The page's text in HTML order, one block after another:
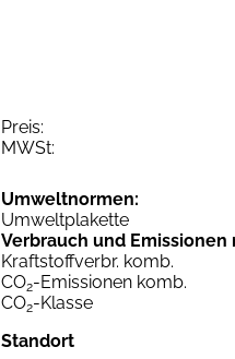
Preis:
MWSt:
Umweltnormen:
Umweltplakette
Verbrauch und Emissionen
Kraftstoffverbr. komb.
CO2-Emissionen komb.
CO2-Klasse
Standort